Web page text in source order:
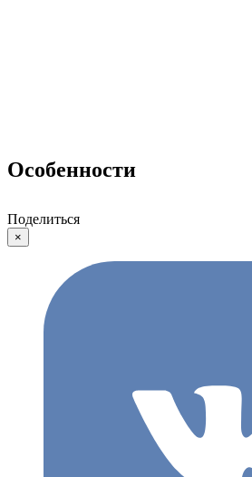
Особенности
Поделиться
×